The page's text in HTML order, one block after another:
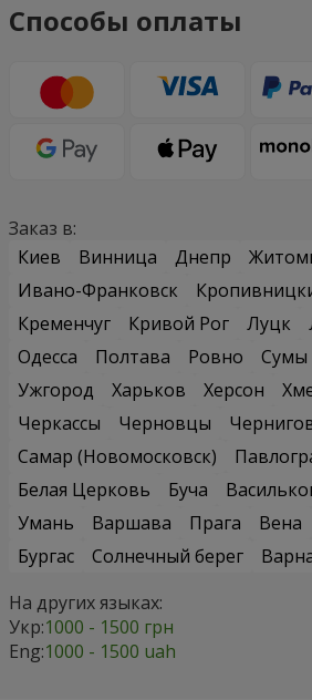
Способы оплаты
Заказ в:
Киев
Винница Днепр
Ивано-Франковск
Кременчуг
Кривой Рог Луцк
Одесса
Полтава Ровно Сумы
Ужгород
Харьков Херсон
Черкассы
Черновцы
Самар (Новомосковск)
Белая Церковь
Буча
Умань
Варшава Прага Вена
Бургас
Солнечный берег
На других языках:
Укр:1000 - 1500 грн
Eng:1000 - 1500 uah